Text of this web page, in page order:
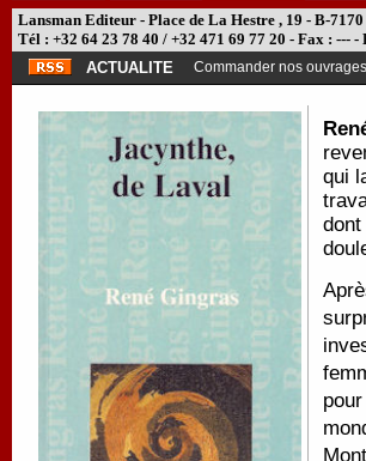
Lansman Editeur - Place de La Hestre , 19 - B-
Tél : +32 64 23 78 40 / +32 471 69 77 20 - Fax : --- -
ACTUALITE
Commander nos
qui